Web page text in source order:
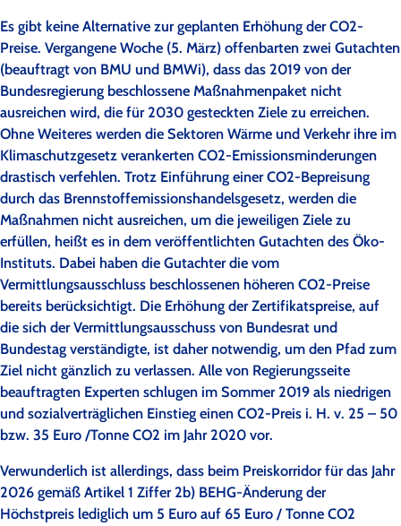
Es gibt keine Alternative zur geplanten Erhöhung der CO2-
Preise. Vergangene Woche (5. März) offenbarten zwei Gutachten
(beauftragt von BMU und BMWi), dass das 2019 von der
Bundesregierung beschlossene Maßnahmenpaket nicht
ausreichen wird, die für 2030 gesteckten Ziele zu erreichen.
Ohne Weiteres werden die Sektoren Wärme und Verkehr ihre im
Klimaschutzgesetz verankerten CO2-Emissionsminderungen
drastisch verfehlen. Trotz Einführung einer CO2-Bepreisung
durch das Brennstoffemissionshandelsgesetz, werden die
Maßnahmen nicht ausreichen, um die jeweiligen Ziele zu
erfüllen, heißt es in dem veröffentlichten Gutachten des Öko-
Instituts. Dabei haben die Gutachter die vom
Vermittlungsausschluss beschlossenen höheren CO2-Preise
bereits berücksichtigt. Die Erhöhung der Zertifikatspreise, auf
die sich der Vermittlungsausschuss von Bundesrat und
Bundestag verständigte, ist daher notwendig, um den Pfad zum
Ziel nicht gänzlich zu verlassen. Alle von Regierungsseite
beauftragten Experten schlugen im Sommer 2019 als niedrigen
und sozialverträglichen Einstieg einen CO2-Preis i. H. v. 25 – 50
bzw. 35 Euro /Tonne CO2 im Jahr 2020 vor.
Verwunderlich ist allerdings, dass beim Preiskorridor für das Jahr
2026 gemäß Artikel 1 Ziffer 2b) BEHG-Änderung der
Höchstpreis lediglich um 5 Euro auf 65 Euro / Tonne CO2